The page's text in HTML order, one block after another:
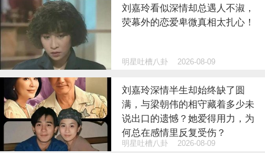
刘嘉玲看似深情却总遇人不淑，
荧幕外的恋爱卑微真相太扎心！
明星吐槽八卦 2026-08-09
刘嘉玲深情半生却始终缺了圆
满，与梁朝伟的相守藏着多少未
说出口的遗憾？她爱得用力，为
何总在感情里反复受伤？
明星吐槽八卦 2026-08-09